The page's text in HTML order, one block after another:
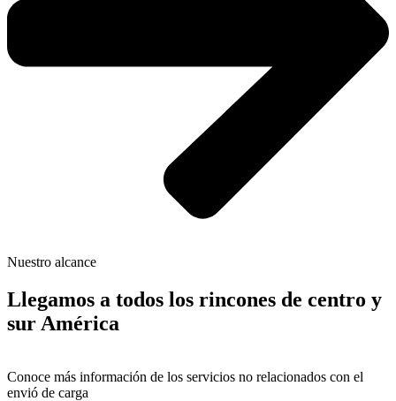
Nuestro alcance
Llegamos a todos los rincones de centro y
sur América
Conoce más información de los servicios no relacionados con el
envió de carga